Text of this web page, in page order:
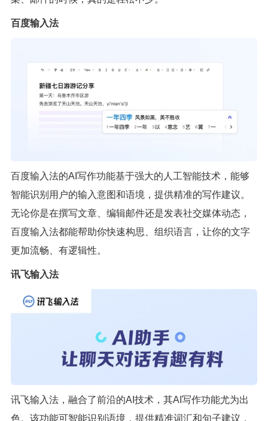
百度输入法
百度输入法的AI写作功能基于强大的人工智能技术，能够
智能识别用户的输入意图和语境，提供精准的写作建议。
无论你是在撰写文章、编辑邮件还是发表社交媒体动态，
百度输入法都能帮助你快速构思、组织语言，让你的文字
更加流畅、有逻辑性。
讯飞输入法
讯飞输入法，融合了前沿的AI技术，其AI写作功能尤为出
色。该功能可智能识别语境，提供精准词汇和句子建议，